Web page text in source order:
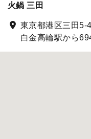
火鍋 三田
東京都港区三田5-
白金高輪駅から